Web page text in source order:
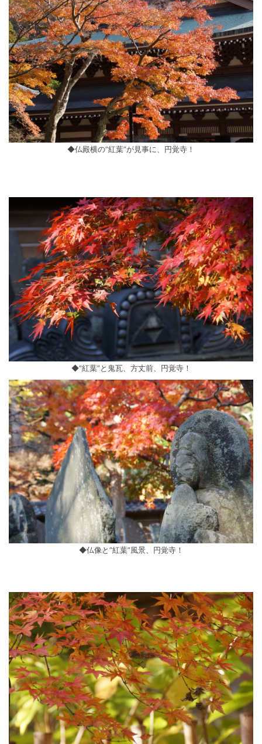
◆仏殿横の”紅葉”が見事に、円覚寺！
◆”紅葉”と鬼瓦、方丈前、円覚寺！
◆仏像と”紅葉”風景、円覚寺！